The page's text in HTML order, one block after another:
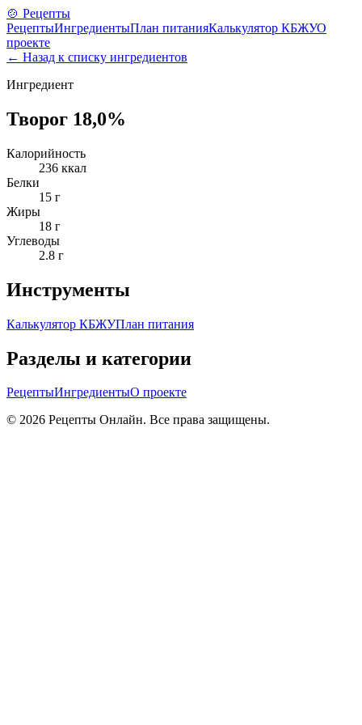
🍲 Рецепты
РецептыИнгредиентыПлан питанияКалькулятор КБЖУО
проекте
← Назад к списку ингредиентов
Ингредиент
Творог 18,0%
Калорийность
236 ккал
Белки
15 г
Жиры
18 г
Углеводы
2.8 г
Инструменты
Калькулятор КБЖУПлан питания
Разделы и категории
РецептыИнгредиентыО проекте
© 2026 Рецепты Онлайн. Все права защищены.